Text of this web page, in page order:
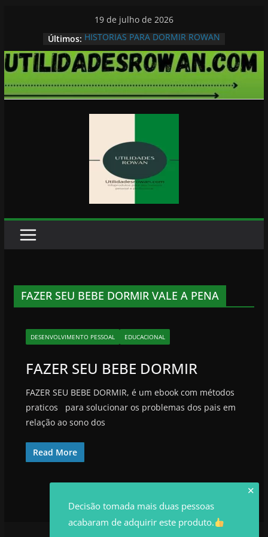
conteúdo
19 de julho de 2026
Últimos: HISTORIAS PARA DORMIR ROWAN
FAZER SEU BEBE DORMIR VALE A PENA
DESENVOLVIMENTO PESSOAL EDUCACIONAL
FAZER SEU BEBE DORMIR
FAZER SEU BEBE DORMIR, é um ebook com métodos
praticos para solucionar os problemas dos pais em
relação ao sono dos
Read More
✕
Decisão tomada mais duas pessoas
acabaram de adquirir este produto.